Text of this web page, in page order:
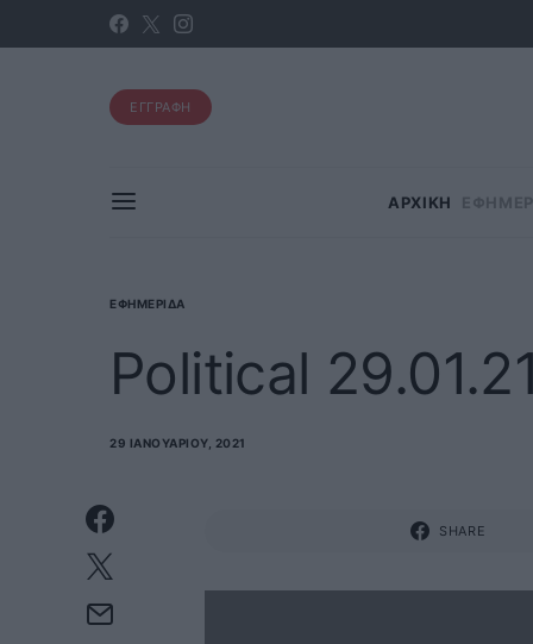
ΕΓΓΡΑΦΗ
ΑΡΧΙΚΗ
ΕΦΗΜΕΡΊΔΑ
Political
29 ΙΑΝΟΥΑΡΊΟΥ, 2021
SHARE